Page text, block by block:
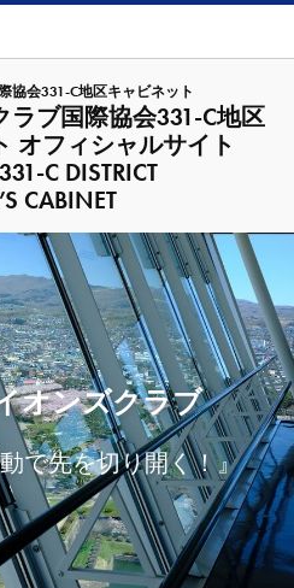
協会331-C地区キャビネット
ラブ国際協会331-C地区
オフィシャルサイト
C DISTRICT
CABINET
オンズクラブ
で先を切り開く！』